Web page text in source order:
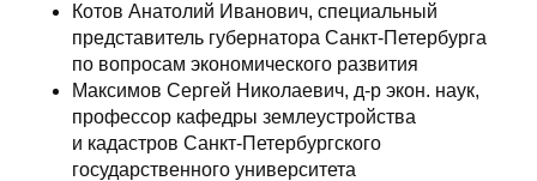
Котов Анатолий Иванович, специальный
представитель губернатора Санкт-Петербурга
по вопросам экономического развития
Максимов Сергей Николаевич, д-р экон. наук,
профессор кафедры землеустройства
и кадастров Санкт-Петербургского
государственного университета